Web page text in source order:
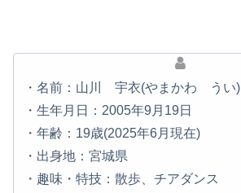
・名前：山川 宇衣(やまかわ うい)
・生年月日：2005年9月19日
・年齢：19歳(2025年6月現在)
・出身地：宮城県
・趣味・特技：散歩、チアダンス